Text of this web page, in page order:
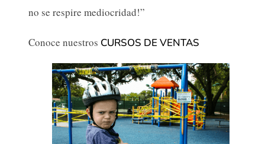
no se respire mediocridad!”
Conoce nuestros CURSOS DE VENTAS